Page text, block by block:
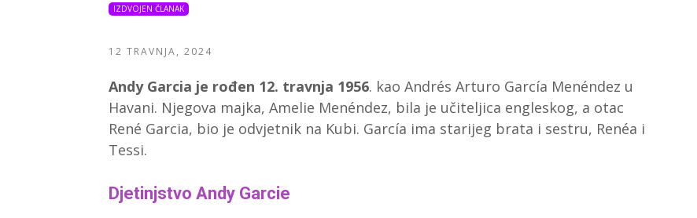
IZDVOJEN ČLANAK
12 TRAVNJA, 2024
Andy Garcia je rođen 12. travnja 1956. kao Andrés Arturo García Menéndez u
Havani. Njegova majka, Amelie Menéndez, bila je učiteljica engleskog, a otac
René Garcia, bio je odvjetnik na Kubi. García ima starijeg brata i sestru, Renéa i
Tessi.
Djetinjstvo Andy Garcie